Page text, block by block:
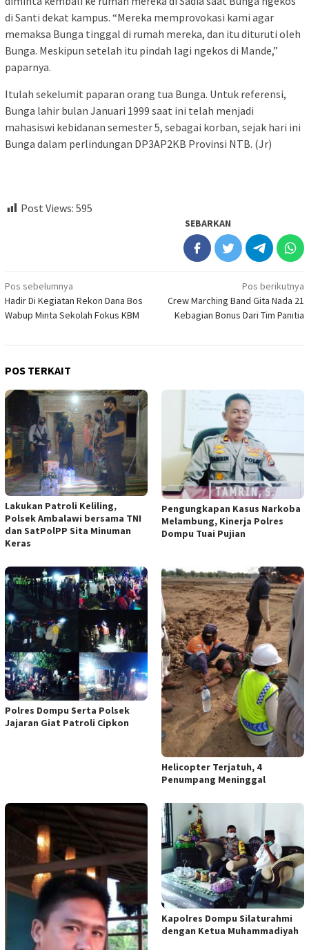
di Santi dekat kampus. “Mereka memprovokasi kami agar
memaksa Bunga tinggal di rumah mereka, dan itu dituruti oleh
Bunga. Meskipun setelah itu pindah lagi ngekos di Mande,”
paparnya.
Itulah sekelumit paparan orang tua Bunga. Untuk referensi,
Bunga lahir bulan Januari 1999 saat ini telah menjadi
mahasiswi kebidanan semester 5, sebagai korban, sejak hari ini
Bunga dalam perlindungan DP3AP2KB Provinsi NTB. (Jr)
Post Views: 595
SEBARKAN
Navigasi
pos
Pos sebelumnya
Hadir Di Kegiatan Rekon Dana Bos
Wabup Minta Sekolah Fokus KBM
Pos berikutnya
Crew Marching Band Gita Nada 21
Kebagian Bonus Dari Tim Panitia
POS TERKAIT
Lakukan Patroli Keliling,
Polsek Ambalawi bersama TNI
dan SatPolPP Sita Minuman
Keras
Pengungkapan Kasus Narkoba
Melambung, Kinerja Polres
Dompu Tuai Pujian
Polres Dompu Serta Polsek
Jajaran Giat Patroli Cipkon
Helicopter Terjatuh, 4
Penumpang Meninggal
Kapolres Dompu Silaturahmi
dengan Ketua Muhammadiyah